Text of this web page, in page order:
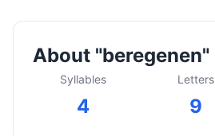
About "beregenen"
Syllables
4
Letters
9